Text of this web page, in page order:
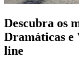
Descubra os
Dramáticas e
line